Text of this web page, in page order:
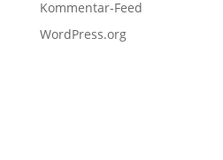
Kommentar-Feed
WordPress.org